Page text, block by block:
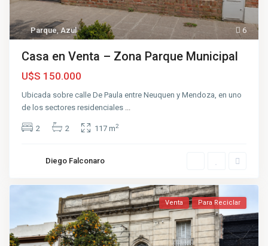
6
Parque,Azul
Casa en Venta – Zona Parque Municipal
U$S 150.000
Ubicada sobre calle De Paula entre Neuquen y Mendoza, en uno
de los sectores residenciales ...
2 2 117 m2
Diego Falconaro
Venta Para Reciclar